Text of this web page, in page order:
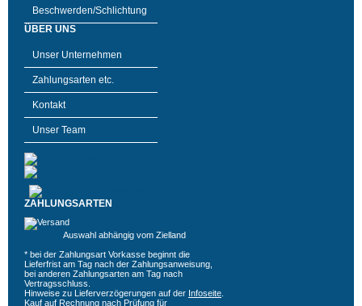
Beschwerden/Schlichtung
ÜBER UNS
Unser Unternehmen
Zahlungsarten etc.
Kontakt
Unser Team
ZAHLUNGSARTEN
Auswahl abhängig vom Zielland
* bei der Zahlungsart Vorkasse beginnt die
Lieferfrist am Tag nach der Zahlungsanweisung,
bei anderen Zahlungsarten am Tag nach
Vertragsschluss.
Hinweise zu Lieferverzögerungen auf der Infoseite
Kauf auf Rechnung nach Prüfung für